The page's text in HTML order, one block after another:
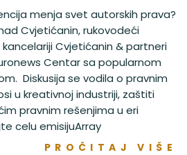
menja svet autorskih prava?
Cvjetićanin, rukovodeći
Cvjetićanin & partneri
Centar sa popularnom
Diskusija se vodila o pravnim
u kreativnoj industriji, zaštiti
pravnim rešenjima u eri
celu emisijuArray
PROČITAJ VIŠE